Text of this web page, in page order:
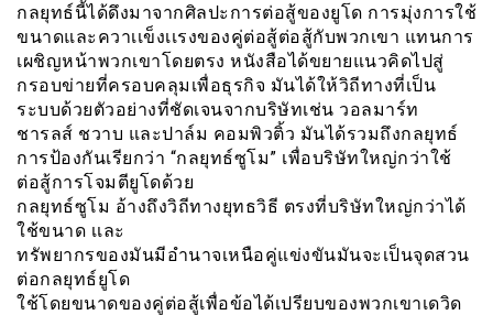
กลยุทธ์นี้ได้ดึงมาจากศิลปะการต่อสู้ของยูโด การมุ่งการใช้
ขนาดและควาเเข็งเเรงของคู่ต่อสู้ต่อสู้กับพวกเขา แทนการ
เผชิญหน้าพวกเขาโดยตรง หนังสือได้ขยายแนวคิดไปสู่
กรอบข่ายที่ครอบคลุมเพื่อธุรกิจ มันได้ให้วิถีทางที่เป็น
ระบบด้วยตัวอย่างที่ชัดเจนจากบริษัทเช่น วอลมาร์ท
ชารลส์ ชวาบ และปาล์ม คอมพิวติ้ว มันได้รวมถึงกลยุทธ์
การป้องกันเรียกว่า “กลยุทธ์ซูโม” เพื่อบริษัทใหญ่กว่าใช้
ต่อสู้การโจมตียูโดด้วย
กลยุทธ์ซูโม อ้างถึงวิถีทางยุทธวิธี ตรงที่บริษัทใหญ่กว่าได้
ใช้ขนาด เเละ
ทรัพยากรของมันมีอำนาจเหนือคู่แข่งขันมันจะเป็นจุดสวน
ต่อกลยุทธ์ยูโด
ใช้โดยขนาดของคู่ต่อสู้เพื่อข้อได้เปรียบของพวกเขาเดวิด